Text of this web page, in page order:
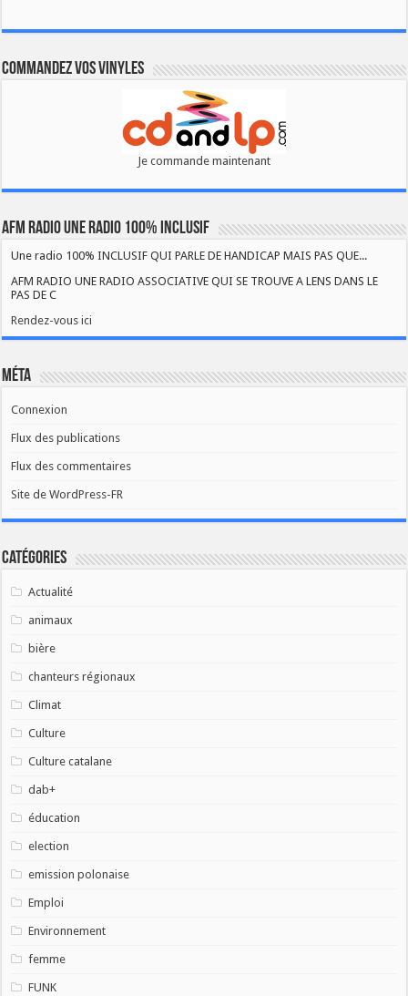
Commandez vos vinyles
Je commande maintenant
AFM RADIO UNE RADIO 100% INCLUSIF
Une radio 100% INCLUSIF QUI PARLE DE HANDICAP MAIS PAS QUE...
AFM RADIO UNE RADIO ASSOCIATIVE QUI SE TROUVE A LENS DANS LE
PAS DE C
Rendez-vous ici
Méta
Connexion
Flux des publications
Flux des commentaires
Site de WordPress-FR
Catégories
Actualité
animaux
bière
chanteurs régionaux
Climat
Culture
Culture catalane
dab+
éducation
election
emission polonaise
Emploi
Environnement
femme
FUNK